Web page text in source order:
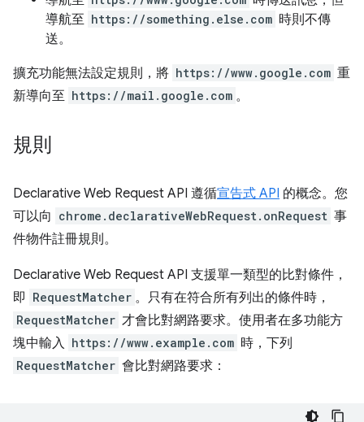
導航至 https://something.else.com 時則不傳
送。
擴充功能無法設定規則，將 https://www.google.com 重
新導向至 https://mail.google.com 。
規則
Declarative Web Request API 遵循宣告式 API 的概念。您
可以向 chrome.declarativeWebRequest.onRequest 事
件物件註冊規則。
Declarative Web Request API 支援單一類型的比對條件，
即 RequestMatcher 。只有在符合所有列出的條件時，
RequestMatcher 才會比對網路要求。使用者在多功能方
塊中輸入 https://www.example.com 時，下列
RequestMatcher 會比對網路要求：